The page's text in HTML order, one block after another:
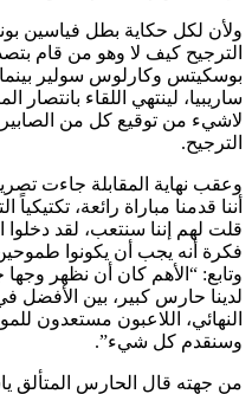
ولأن لكل حكاية بطل فياسين
الترجيح كيف لا وهو من قام
بوسكيتس وكارلوس سولير بينما
ساريبيا، لينتهي اللقاء بانتصار
لاشيء من توقيع كل من
الترجيح.
وعقب نهاية المقابلة جاءت
أننا قدمنا مباراة رائعة،
قلت لهم إننا سنتعب، لقد
فكرة أنه يجب أن يكونوا
وتابع: “الأهم كان أن نظهر
لدينا حارس كبير، بين الأفضل
النهائي، اللاعبون مستعدون
وسنقدم كل شيء”.
من جهته قال الحارس المتألق